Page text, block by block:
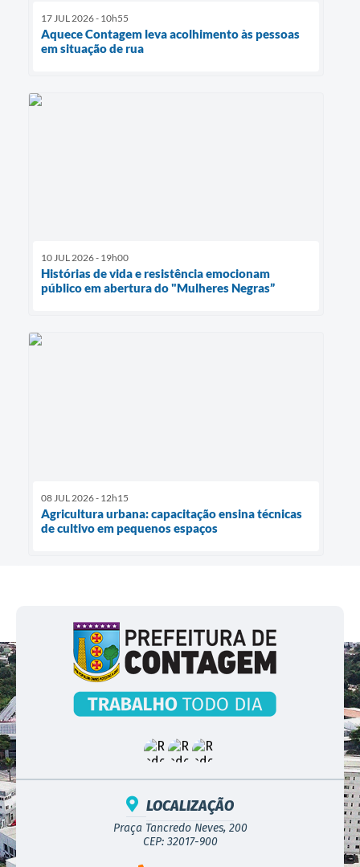
17 JUL 2026 - 10h55
Aquece Contagem leva acolhimento às pessoas
em situação de rua
10 JUL 2026 - 19h00
Histórias de vida e resistência emocionam
público em abertura do "Mulheres Negras”
08 JUL 2026 - 12h15
Agricultura urbana: capacitação ensina técnicas
de cultivo em pequenos espaços
LOCALIZAÇÃO
Praça Tancredo Neves, 200
CEP: 32017-900